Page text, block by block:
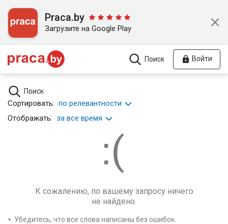
Praca.by
Загрузите на Google Play
Поиск Войти
Поиск
Сортировать: по релевантности
Отображать: за все время
К сожалению, по вашему запросу ничего
не найдено.
Убедитесь, что все слова написаны без ошибок.